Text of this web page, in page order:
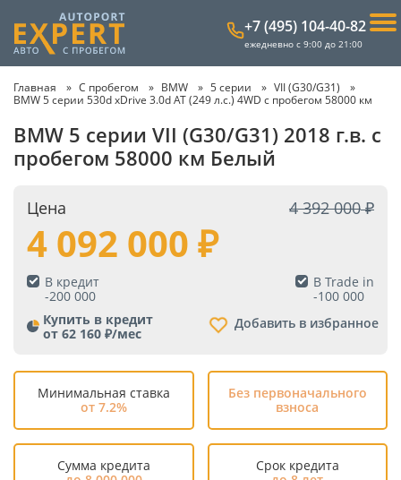
+7 (495) 104-40-82
ежедневно с 9:00 до 21:00
Главная С пробегом BMW 5 серии
VII (G30/G31)
BMW 5 серии 530d xDrive 3.0d AT (249 л.с.) 4WD с пробегом 58000 км
BMW 5 серии VII (G30/G31) 2018 г.в. с
пробегом 58000 км Белый
Цена 4 392 000
4 092 000
В кредит
-200 000
В Trade in
-100 000
Купить в кредит
от 62 160 ₽/мес
Добавить в избранное
Минимальная ставка
от 7.2%
Без первоначального
взноса
Сумма кредита
Срок кредита